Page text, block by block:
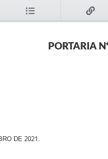
PORTARIA
DE 2021.